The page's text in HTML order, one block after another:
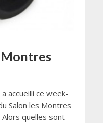
Montres
accueilli ce week-
Salon les Montres
Alors quelles sont